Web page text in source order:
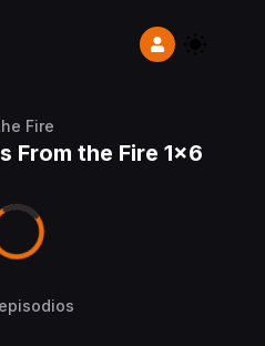
Fire
From the Fire 1x6